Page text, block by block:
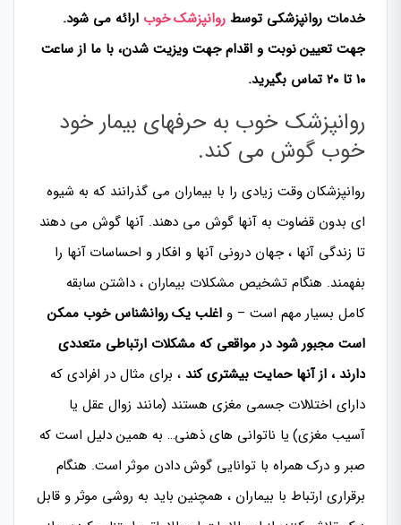
خدمات روانپزشکی توسط روانپزشک خوب ارائه می شود.
جهت تعیین نوبت و اقدام جهت ویزیت شدن، با ما از ساعت
۱۰ تا ۲۰ تماس بگیرید.
روانپزشک خوب به حرفهای بیمار خود
خوب گوش می کند.
روانپزشکان وقت زیادی را با بیماران می گذرانند که به شیوه
ای بدون قضاوت به آنها گوش می دهند. آنها گوش می دهند
تا زندگی آنها ، جهان درونی آنها و افکار و احساسات آنها را
بفهمند. هنگام تشخیص مشکلات بیماران ، داشتن سابقه
کامل بسیار مهم است – و اغلب یک روانشناس خوب ممکن
است مجبور شود در مواقعی که مشکلات ارتباطی متعددی
دارند ، از آنها حمایت بیشتری کند ، برای مثال در افرادی که
دارای اختلالات جسمی مغزی هستند (مانند زوال عقل یا
آسیب مغزی) یا ناتوانی های ذهنی… به همین دلیل است که
صبر و درک همراه با توانایی گوش دادن موثر است. هنگام
برقراری ارتباط با بیماران ، همچنین باید به روشی موثر و قابل